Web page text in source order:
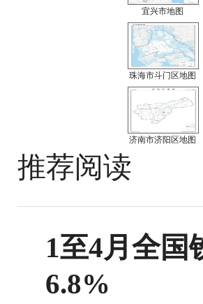
宜兴市地图
珠海市斗门区地图
济南市济阳区地图
推荐阅读
1至4月全国
6.8%